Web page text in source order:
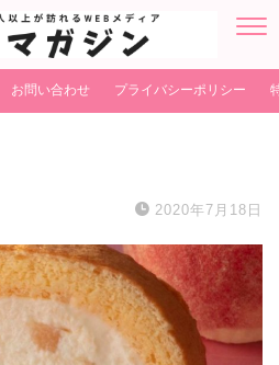
お問い合わせ プライバシーポリシー
2020年7月18日